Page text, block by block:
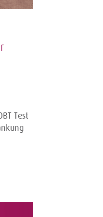
Test